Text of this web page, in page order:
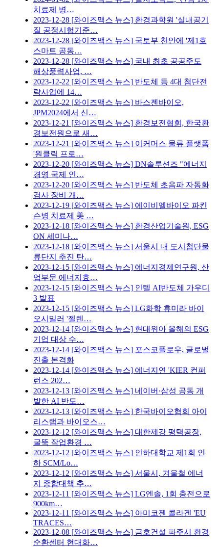
치료제 병…
2023-12-28 [와이즈맥스 뉴스] 환경과학원 '실내공기
질 공정시험기준…
2023-12-28 [와이즈맥스 뉴스] 국토부 천안에 '제1호
스마트 공동…
2023-12-28 [와이즈맥스 뉴스] 국내 최초 공공주도
해상풍력사업, …
2023-12-22 [와이즈맥스 뉴스] 반도체 등 4대 첨단전
략사업에 14…
2023-12-22 [와이즈맥스 뉴스] 바스젠바이오,
JPM2024에서 신…
2023-12-21 [와이즈맥스 뉴스] 환경보전협회, 한국환
경보전원으로 새…
2023-12-21 [와이즈맥스 뉴스] 이커머스 물류 플랫폼
'원클릭 프로…
2023-12-20 [와이즈맥스 뉴스] DN솔루션즈 "에너지
경영 국제 인…
2023-12-20 [와이즈맥스 뉴스] 반도체 초음파 자동화
검사 장비 개…
2023-12-19 [와이즈맥스 뉴스] 에이비엘바이오 파킨
슨병 치료제 美 …
2023-12-18 [와이즈맥스 뉴스] 환경산업기술원, ESG
ON 세미나…
2023-12-18 [와이즈맥스 뉴스] 서울시 내 도시첨단물
류단지 추진 탄…
2023-12-15 [와이즈맥스 뉴스] 에너지경제연구원, 산
업부문 에너지효…
2023-12-15 [와이즈맥스 뉴스] 인텔 AI반도체 가우디
3 발표
2023-12-15 [와이즈맥스 뉴스] LG화학 휴미라 바이
오시밀러 '젤렌…
2023-12-14 [와이즈맥스 뉴스] 현대위아 올해의 ESG
기업 대상 수…
2023-12-14 [와이즈맥스 뉴스] 포스코플로우, 글로벌
진출 본격화
2023-12-14 [와이즈맥스 뉴스] 에너지연 'KIER 컨퍼
런스 202…
2023-12-13 [와이즈맥스 뉴스] 네이버·삼성 공동 개
발한 AI 반도…
2023-12-13 [와이즈맥스 뉴스] 한국바이오협회 아이
리스랩과 바이오스…
2023-12-12 [와이즈맥스 뉴스] 대한제강 평택공장,
굴뚝 작업환경 …
2023-12-12 [와이즈맥스 뉴스] 인하대학교 제1회 인
하 SCM/Lo…
2023-12-12 [와이즈맥스 뉴스] 서울시, 겨울철 에너
지 종합대책 추…
2023-12-11 [와이즈맥스 뉴스] LG엔솔, 1회 충전으로
900km…
2023-12-11 [와이즈맥스 뉴스] 아미코젠 콜라겐 'EU
TRACES…
2023-12-08 [와이즈맥스 뉴스] 금호건설 파주시 환경
순환센터 현대화…